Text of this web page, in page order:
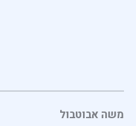
משה אבוטבול